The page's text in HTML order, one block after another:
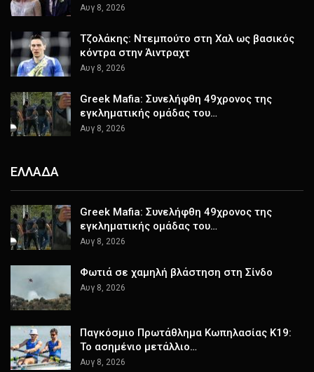
Αυγ 8, 2026
Τζολάκης: Ντεμπούτο στη Χαλ ως βασικός
κόντρα στην Άιντραχτ
Αυγ 8, 2026
Greek Mafia: Συνελήφθη 49χρονος της
εγκληματικής ομάδας του…
Αυγ 8, 2026
ΕΛΛΑΔΑ
Greek Mafia: Συνελήφθη 49χρονος της
εγκληματικής ομάδας του…
Αυγ 8, 2026
Φωτιά σε χαμηλή βλάστηση στη Σίνδο
Αυγ 8, 2026
Παγκόσμιο Πρωτάθλημα Κωπηλασίας Κ19:
Το ασημένιο μετάλλιο…
Αυγ 8, 2026